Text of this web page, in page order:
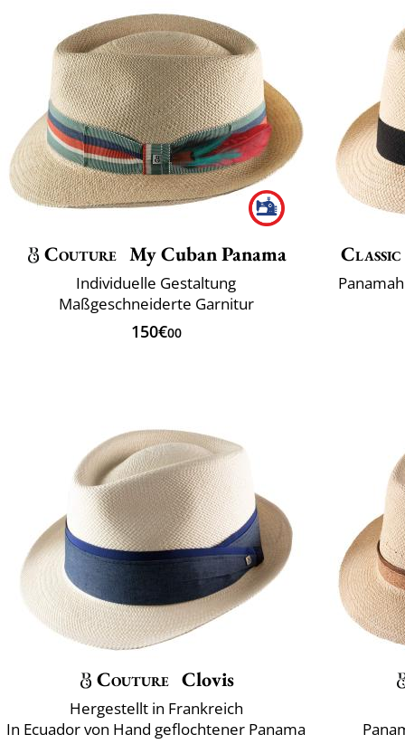
Couture My Cuban Panama
Individuelle Gestaltung
Maßgeschneiderte Garnitur
150€00
Couture Clovis
Hergestellt in Frankreich
In Ecuador von Hand geflochtener Panama